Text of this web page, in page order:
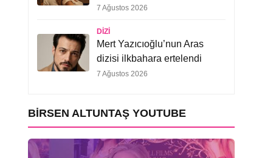
7 Ağustos 2026
DIZI
Mert Yazıcıoğlu’nun Aras
dizisi ilkbahara ertelendi
7 Ağustos 2026
BIRSEN ALTUNTAŞ YOUTUBE